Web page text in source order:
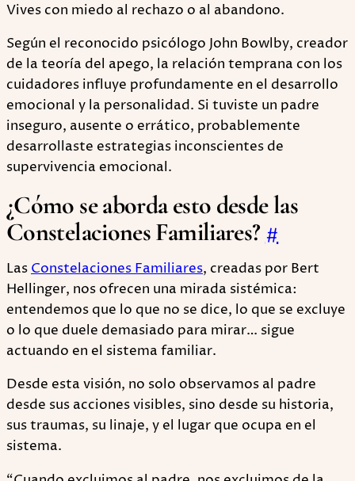
Vives con miedo al rechazo o al abandono.
Según el reconocido psicólogo John Bowlby, creador
de la teoría del apego, la relación temprana con los
cuidadores influye profundamente en el desarrollo
emocional y la personalidad. Si tuviste un padre
inseguro, ausente o errático, probablemente
desarrollaste estrategias inconscientes de
supervivencia emocional.
¿Cómo se aborda esto desde las
Constelaciones Familiares? #
LasConstelaciones Familiares, creadas por Bert
Hellinger, nos ofrecen una mirada sistémica:
entendemos que lo que no se dice, lo que se excluye
o lo que duele demasiado para mirar… sigue
actuando en el sistema familiar.
Desde esta visión, no solo observamos al padre
desde sus acciones visibles, sino desde su historia,
sus traumas, su linaje, y el lugar que ocupa en el
sistema.